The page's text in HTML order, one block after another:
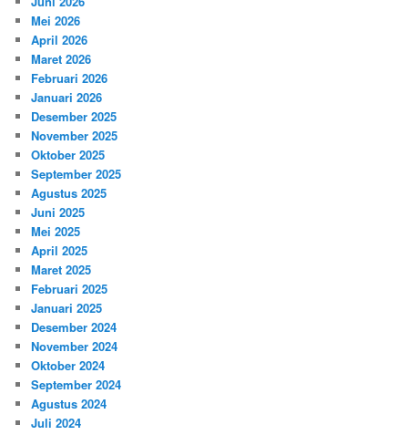
Mei 2026
April 2026
Maret 2026
Februari 2026
Januari 2026
Desember 2025
November 2025
Oktober 2025
September 2025
Agustus 2025
Juni 2025
Mei 2025
April 2025
Maret 2025
Februari 2025
Januari 2025
Desember 2024
November 2024
Oktober 2024
September 2024
Agustus 2024
Juli 2024